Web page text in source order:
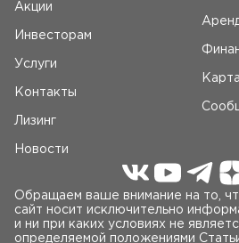
Акции
Инвесторам
Услуги
Контакты
Лизинг
Новости
Обращаем ваше внимание на то,
сайт носит исключительно
и ни при каких условиях не
определяемой положениями